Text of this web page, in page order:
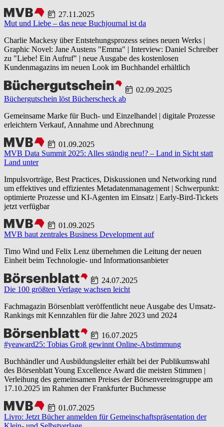
27.11.2025
Mut und Liebe – das neue Buchjournal ist da
Charlie Mackesy über Entstehungsprozess seines neuen Werks |
Graphic Novel: Jane Austens "Emma" | Interview: Daniel Schreiber
zu "Liebe! Ein Aufruf" | neue Ausgabe des kostenlosen
Kundenmagazins im neuen Look im Buchhandel erhältlich
02.09.2025
Büchergutschein löst Bücherscheck ab
Gemeinsame Marke für Buch- und Einzelhandel | digitale Prozesse
erleichtern Verkauf, Annahme und Abrechnung
01.09.2025
MVB Data Summit 2025: Alles ständig neu!? – Land in Sicht statt
Land unter
Impulsvorträge, Best Practices, Diskussionen und Networking rund
um effektives und effizientes Metadatenmanagement | Schwerpunkt:
optimierte Prozesse und KI-Agenten im Einsatz | Early-Bird-Tickets
jetzt verfügbar
01.09.2025
MVB baut zentrales Business Development auf
Timo Wind und Felix Lenz übernehmen die Leitung der neuen
Einheit beim Technologie- und Informationsanbieter
24.07.2025
Die 100 größten Verlage wachsen leicht
Fachmagazin Börsenblatt veröffentlicht neue Ausgabe des Umsatz-
Rankings mit Kennzahlen für die Jahre 2023 und 2024
16.07.2025
#yeaward25: Tobias Groß gewinnt Online-Abstimmung
Buchhändler und Ausbildungsleiter erhält bei der Publikumswahl
des Börsenblatt Young Excellence Award die meisten Stimmen |
Verleihung des gemeinsamen Preises der Börsenvereinsgruppe am
17.10.2025 im Rahmen der Frankfurter Buchmesse
01.07.2025
Livro: Jetzt Bücher anmelden für Gemeinschaftspräsentation der